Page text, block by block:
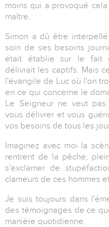
moins qui a provoqué
maître.
Simon a dû être
soin de ses besoins
était établie sur le fait
délivrait les captifs. Mais
l'évangile de Luc où l'on
en ce qui concerne le
Le Seigneur ne veut pas
vous délivrer et vous
vos besoins de tous les
Imaginez avec moi la
rentrent de la pêche,
s'exclamer de
clameurs de ces hommes
Je suis toujours dans
des témoignages de ce
manière quotidienne.